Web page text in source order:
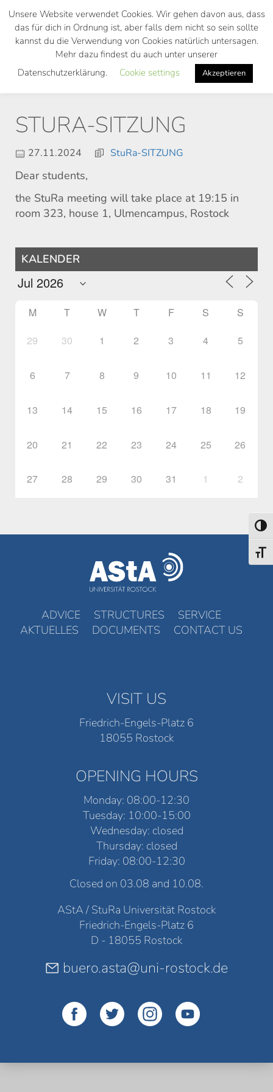
Skip
main
STURA-SITZUNG
27.11.2024 StuRa-SITZUNG
Dear students,
the StuRa meeting will take place at 19:15 in
room 323, house 1, Ulmencampus, Rostock
KALENDER
M T W T F S S
29 30 1 2 3 4 5
6 7 8 9 10 11 12
13 14 15 16 17 18 19
20 21 22 23 24 25 26
27 28 29 30 31 1 2
ADVICE STRUCTURES
SERVICE
AKTUELLES
DOCUMENTS CONTACT US
VISIT US
Friedrich-Engels-Platz 6
18055 Rostock
OPENING HOURS
Monday: 08:00-12:30
Tuesday: 10:00-15:00
Wednesday: closed
Thursday: closed
Friday: 08:00-12:30
Closed on 03.08 and 10.08.
AStA / StuRa Universität Rostock
Friedrich-Engels-Platz 6
D - 18055 Rostock
buero.asta@uni-rostock.de
Unsere Website verwendet Cookies. Wir gehen davon aus, dass
das für dich in Ordnung ist, aber falls dem nicht so sein sollte
kannst du die Verwendung von Cookies natürlich untersagen.
Mehr dazu findest du auch unter unserer
Datenschutzerklärung.
Cookie settings Akzeptieren